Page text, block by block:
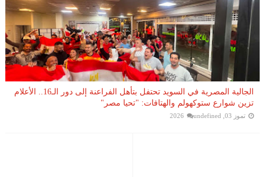
الجالية المصرية في السويد تحتفل بتأهل الفراعنة إلى دور الـ16.. الأعلام
تزين شوارع ستوكهولم والهتافات: "تحيا مصر"
تموز 03, 2026 undefined